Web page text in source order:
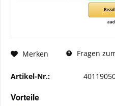
Merken Fragen
Artikel-Nr.:
Vorteile